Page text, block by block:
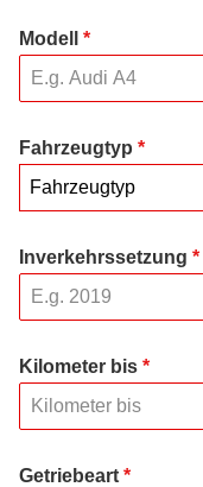
Modell *
Fahrzeugtyp *
Fahrzeugtyp
Inverkehrssetzung *
Kilometer bis *
Getriebeart *